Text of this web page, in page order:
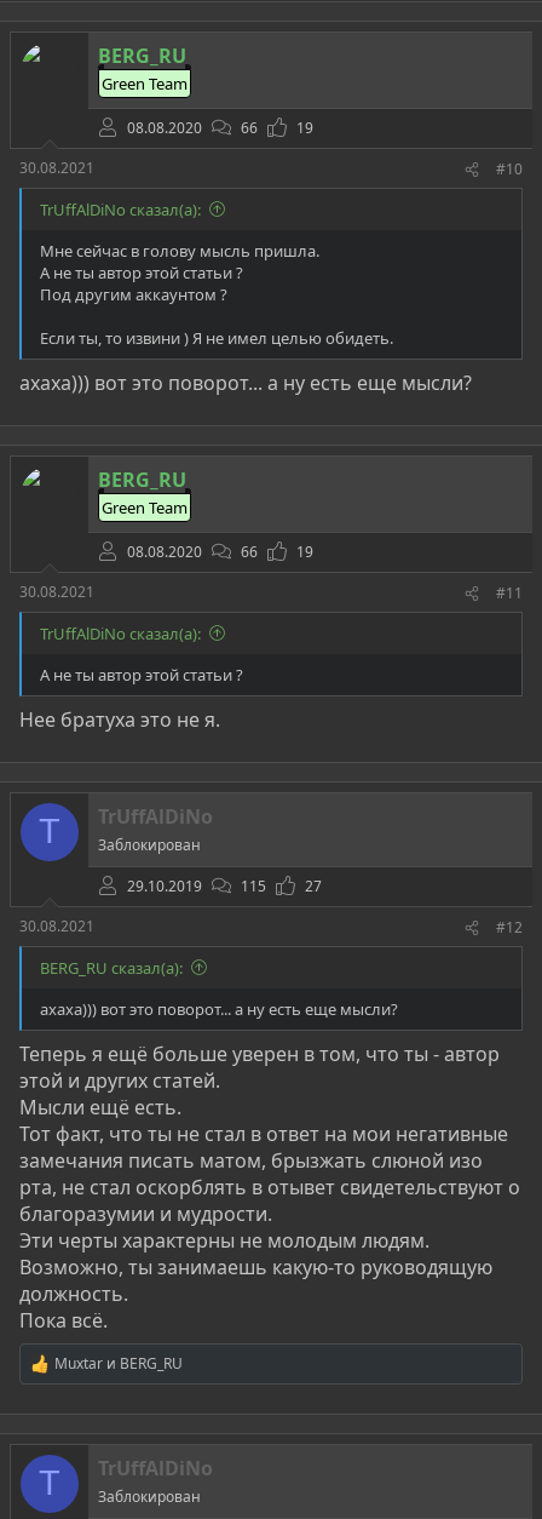
BERG_RU
Green Team
08.08.2020 66
19
30.08.2021
#10
TrUffAlDiNo сказал(а):
Мне сейчас в голову мысль пришла.
А не ты автор этой статьи ?
Под другим аккаунтом ?
Если ты, то извини ) Я не имел целью обидеть.
ахаха))) вот это поворот... а ну есть еще мысли?
BERG_RU
Green Team
08.08.2020 66
19
30.08.2021
#11
TrUffAlDiNo сказал(а):
А не ты автор этой статьи ?
Нее братуха это не я.
T TrUffAlDiNo
Заблокирован
29.10.2019
115
27
30.08.2021
#12
BERG_RU сказал(а):
ахаха))) вот это поворот... а ну есть еще мысли?
Теперь я ещё больше уверен в том, что ты - автор
этой и других статей.
Мысли ещё есть.
Тот факт, что ты не стал в ответ на мои негативные
замечания писать матом, брызжать слюной изо
рта, не стал оскорблять в отывет свидетельствуют о
благоразумии и мудрости.
Эти черты характерны не молодым людям.
Возможно, ты занимаешь какую-то руководящую
должность.
Пока всё.
Р
е
а
ц
и
:
Muxtar и BERG_RU
T TrUffAlDiNo
Заблокирован